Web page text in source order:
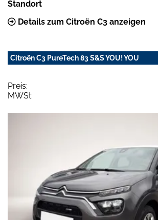
Standort
Details zum Citroën C3 anzeigen
Citroën C3 PureTech 83 S&S YOU! YOU
Preis:
MWSt: